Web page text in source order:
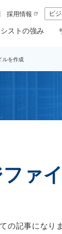
ストの強み
採用情報 ビ
ルを作成
ァ
の記事にな